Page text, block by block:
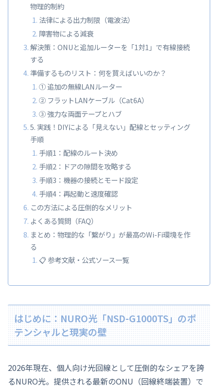
物理的制約
法律による出力制限（電波法）
障害物による減衰
解決策：ONUと追加ルーターを「1対1」で有線接続
する
準備するものリスト：何を買えばいいのか？
① 追加の無線LANルーター
② フラットLANケーブル（Cat6A）
③ 強力な両面テープとハブ
5. 実践！DIYによる「見えない」配線とセッティング
手順
手順1：配線のルート決め
手順2：ドアの隙間を攻略する
手順3：機器の接続とモード設定
手順4：再起動と速度確認
この方法による圧倒的なメリット
よくある質問（FAQ）
まとめ：物理的な「繋がり」が最高のWi-Fi環境を作
る
📋 参考文献・公式ソース一覧
はじめに：NURO光「NSD-G1000TS」のポ
テンシャルと現実の壁
2026年現在、個人向け光回線として圧倒的なシェアを誇
るNURO光。提供される最新のONU（回線終端装置）で